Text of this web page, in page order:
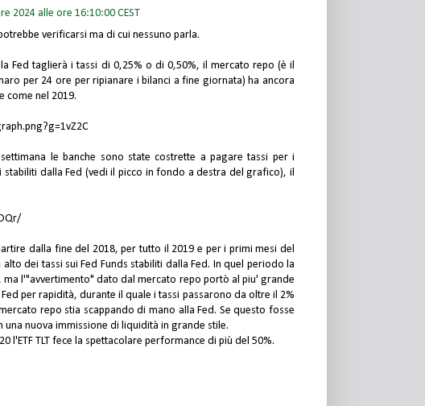
2024 alle ore 16:10:00 CEST
verificarsi ma di cui nessuno parla.
Fed taglierà i tassi di 0,25% o di 0,50%, il mercato repo (è il
per 24 ore per ripianare i bilanci a fine giornata) ha ancora
come nel 2019.
le banche sono state costrette a pagare tassi per i
dalla Fed (vedi il picco in fondo a destra del grafico), il
dalla fine del 2018, per tutto il 2019 e per i primi mesi del
alto dei tassi sui Fed Funds stabiliti dalla Fed. In quel periodo la
ma l'"avvertimento" dato dal mercato repo portò al piu' grande
per rapidità, durante il quale i tassi passarono da oltre il 2%
repo stia scappando di mano alla Fed. Se questo fosse
nuova immissione di liquidità in grande stile.
l'ETF TLT fece la spettacolare performance di più del 50%.